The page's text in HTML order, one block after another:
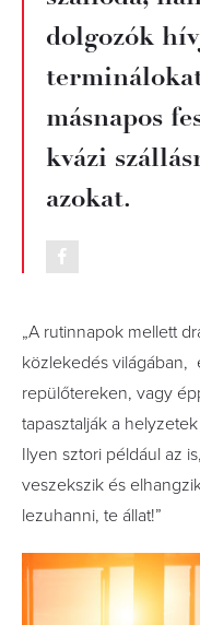
dolgozók
másnapos
kvázi
azokat.
„A rutinnapok mellett
közlekedés világában,
repülőtereken, vagy
tapasztalják a
Ilyen sztori például az
veszekszik és
lezuhanni, te állat!”